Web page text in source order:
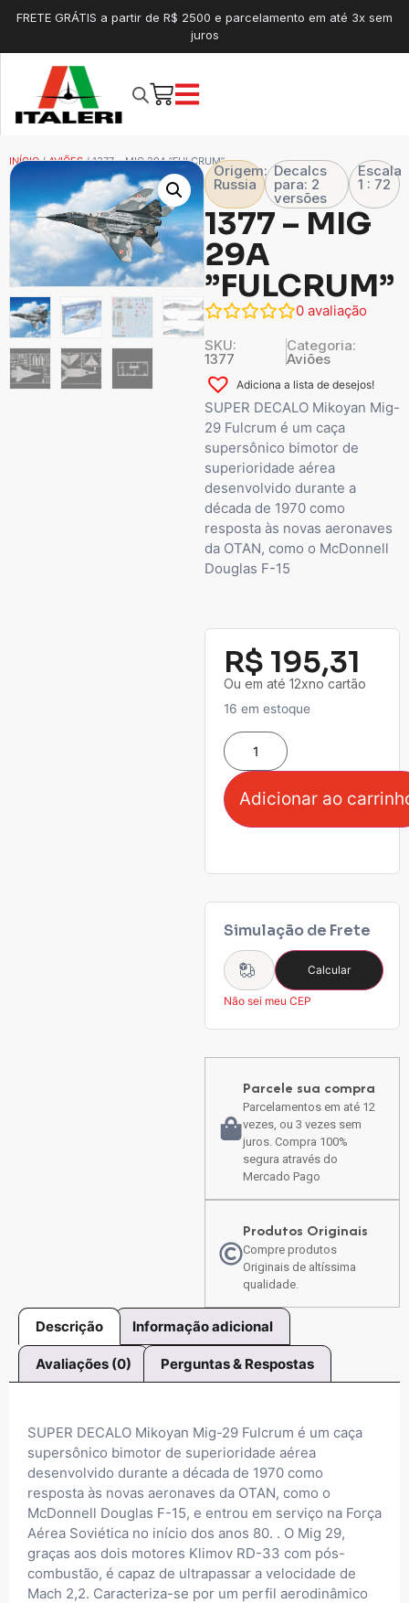
FRETE GRÁTIS a partir de R$ 2500 e parcelamento em até 3x sem
juros
INÍCIO/AVIÕES/ 1377 – MIG 29A ”FULCRUM”
Origem:
Russia
Decalcs
para: 2
versões
Escala
1 : 72
1377 – MIG
29A
”FULCRUM”
0 avaliação
SKU:
1377
Categoria:
Aviões
Adiciona a lista de desejos!
SUPER DECALO Mikoyan Mig-
29 Fulcrum é um caça
supersônico bimotor de
superioridade aérea
desenvolvido durante a
década de 1970 como
resposta às novas aeronaves
da OTAN, como o McDonnell
Douglas F-15
R$ 195,31
Ou em até 12xno cartão
16 em estoque
Adicionar ao
Simulação de Frete
Calcular
Não sei meu CEP
Parcele sua compra
Parcelamentos em até 12
vezes, ou 3 vezes sem
juros. Compra 100%
segura através do
Mercado Pago
Produtos Originais
Compre produtos
Originais de altíssima
qualidade.
Descrição Informação adicional
Avaliações (0) Perguntas & Respostas
SUPER DECALO Mikoyan Mig-29 Fulcrum é um caça
supersônico bimotor de superioridade aérea
desenvolvido durante a década de 1970 como
resposta às novas aeronaves da OTAN, como o
McDonnell Douglas F-15, e entrou em serviço na Força
Aérea Soviética no início dos anos 80. . O Mig 29,
graças aos dois motores Klimov RD-33 com pós-
combustão, é capaz de ultrapassar a velocidade de
Mach 2,2. Caracteriza-se por um perfil aerodinâmico